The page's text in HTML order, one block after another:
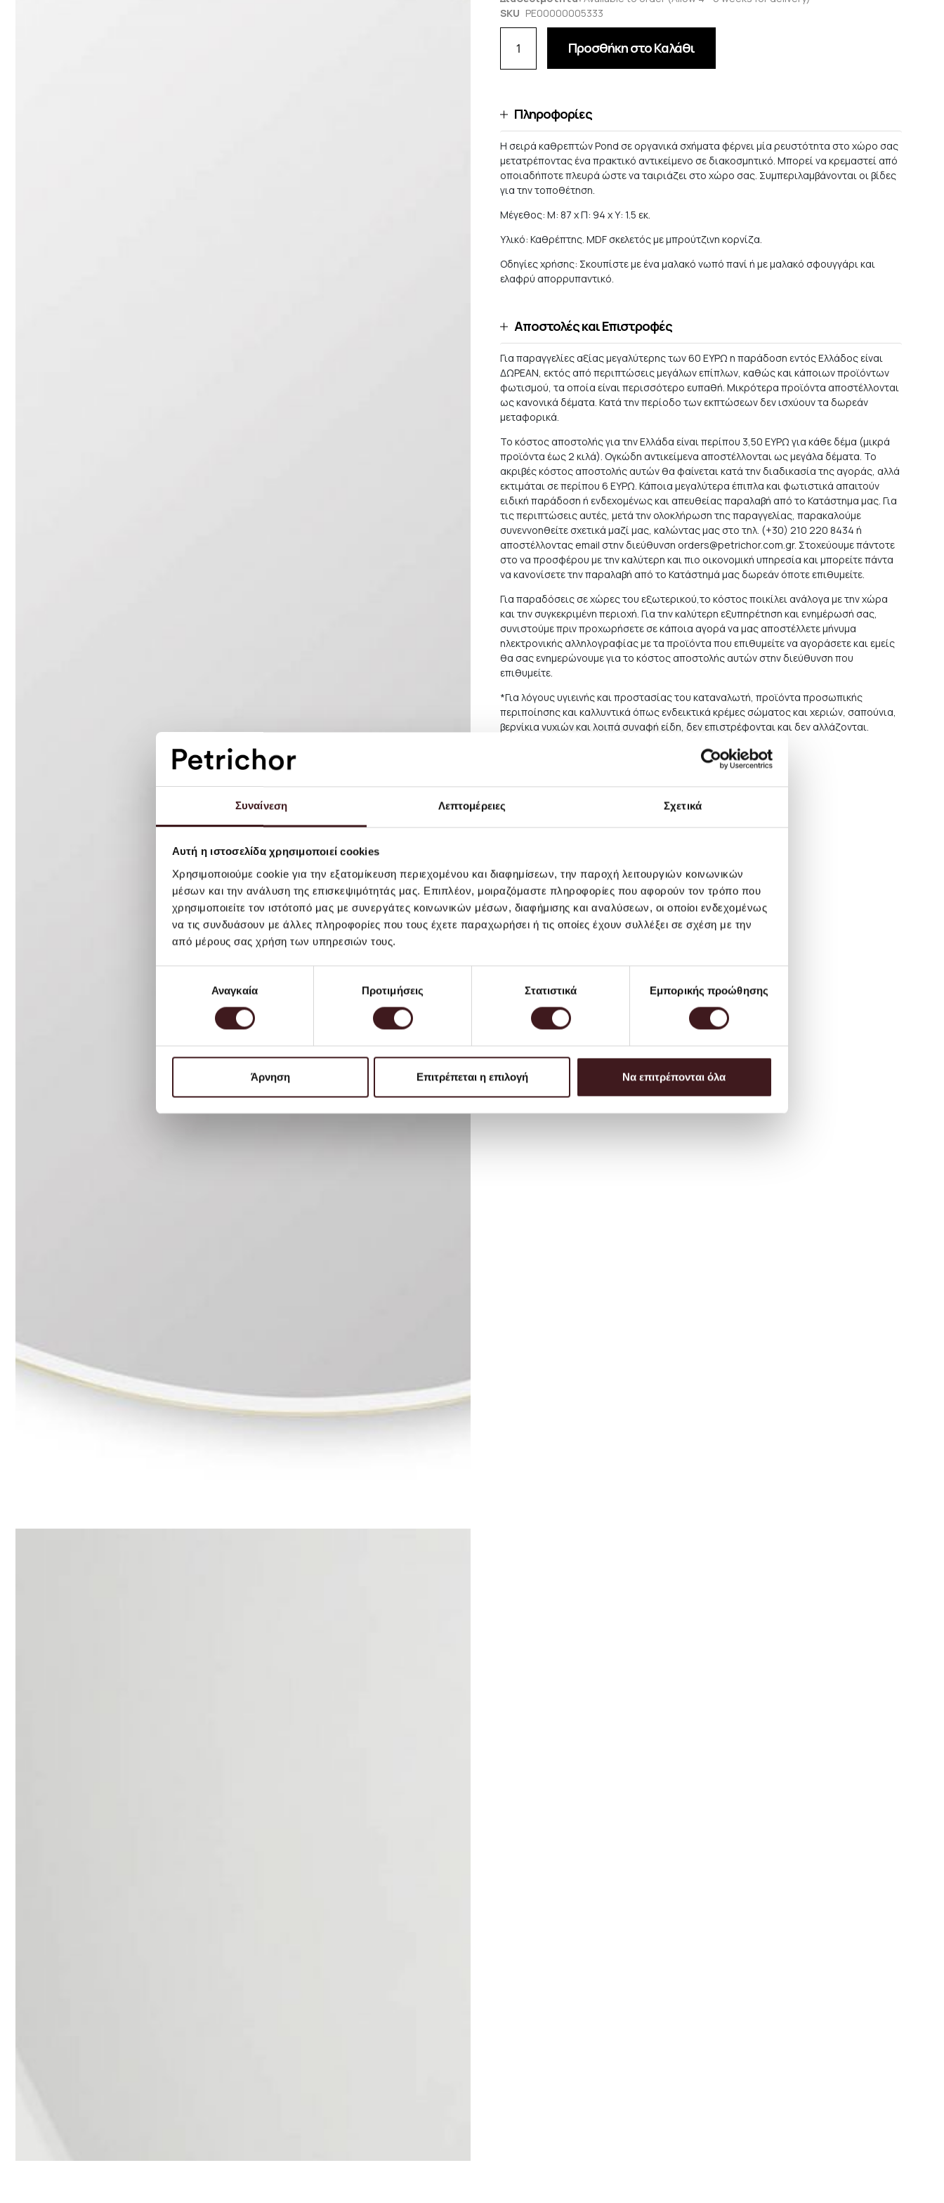
Συναίνεση Λεπτομέρειες Σχετικά
Αυτή η ιστοσελίδα χρησιμοποιεί cookies
Χρησιμοποιούμε cookie για την εξατομίκευση περιεχομένου και διαφημίσεων, την παροχή λειτουργιών κοινωνικών
μέσων και την ανάλυση της επισκεψιμότητάς μας. Επιπλέον, μοιραζόμαστε πληροφορίες που αφορούν τον τρόπο που
χρησιμοποιείτε τον ιστότοπό μας με συνεργάτες κοινωνικών μέσων, διαφήμισης και αναλύσεων, οι οποίοι ενδεχομένως
να τις συνδυάσουν με άλλες πληροφορίες που τους έχετε παραχωρήσει ή τις οποίες έχουν συλλέξει σε σχέση με την
από μέρους σας χρήση των υπηρεσιών τους.
συγκατάθεσηςΑναγκαία Προτιμήσεις Στατιστικά Εμπορικής προώθησης
Άρνηση Επιτρέπεται η επιλογή Να επιτρέπονται όλα
SKU PE00000005333
Προσθήκη στο Καλάθι
Πληροφορίες
Η σειρά καθρεπτών Pond σε οργανικά σχήματα φέρνει μία ρευστότητα στο χώρο σας
μετατρέποντας ένα πρακτικό αντικείμενο σε διακοσμητικό. Μπορεί να κρεμαστεί από
οποιαδήποτε πλευρά ώστε να ταιριάζει στο χώρο σας. Συμπεριλαμβάνονται οι βίδες
για την τοποθέτηση.
Μέγεθος: Μ: 87 x Π: 94 x Υ: 1.5 εκ.
Υλικό: Καθρέπτης. MDF σκελετός με μπρούτζινη κορνίζα.
Οδηγίες χρήσης: Σκουπίστε με ένα μαλακό νωπό πανί ή με μαλακό σφουγγάρι και
ελαφρύ απορρυπαντικό.
Αποστολές και Επιστροφές
Για παραγγελίες αξίας μεγαλύτερης των 60 ΕΥΡΩ η παράδοση εντός Ελλάδος είναι
ΔΩΡΕΑΝ, εκτός από περιπτώσεις μεγάλων επίπλων, καθώς και κάποιων προϊόντων
φωτισμού, τα οποία είναι περισσότερο ευπαθή. Μικρότερα προϊόντα αποστέλλονται
ως κανονικά δέματα. Κατά την περίοδο των εκπτώσεων δεν ισχύουν τα δωρεάν
μεταφορικά.
Το κόστος αποστολής για την Ελλάδα είναι περίπου 3,50 ΕΥΡΩ για κάθε δέμα (μικρά
προϊόντα έως 2 κιλά). Ογκώδη αντικείμενα αποστέλλονται ως μεγάλα δέματα. Το
ακριβές κόστος αποστολής αυτών θα φαίνεται κατά την διαδικασία της αγοράς, αλλά
εκτιμάται σε περίπου 6 ΕΥΡΩ. Κάποια μεγαλύτερα έπιπλα και φωτιστικά απαιτούν
ειδική παράδοση ή ενδεχομένως και απευθείας παραλαβή από το Κατάστημα μας. Για
τις περιπτώσεις αυτές, μετά την ολοκλήρωση της παραγγελίας, παρακαλούμε
συνεννοηθείτε σχετικά μαζί μας, καλώντας μας στο τηλ. (+30) 210 220 8434 ή
αποστέλλοντας email στην διεύθυνση orders@petrichor.com.gr. Στοχεύουμε πάντοτε
στο να προσφέρου με την καλύτερη και πιο οικονομική υπηρεσία και μπορείτε πάντα
να κανονίσετε την παραλαβή από το Κατάστημά μας δωρεάν όποτε επιθυμείτε.
Για παραδόσεις σε χώρες του εξωτερικού,το κόστος ποικίλει ανάλογα με την χώρα
και την συγκεκριμένη περιοχή. Για την καλύτερη εξυπηρέτηση και ενημέρωσή σας,
συνιστούμε πριν προχωρήσετε σε κάποια αγορά να μας αποστέλλετε μήνυμα
ηλεκτρονικής αλληλογραφίας με τα προϊόντα που επιθυμείτε να αγοράσετε και εμείς
θα σας ενημερώνουμε για το κόστος αποστολής αυτών στην διεύθυνση που
επιθυμείτε.
*Για λόγους υγιεινής και προστασίας του καταναλωτή, προϊόντα προσωπικής
περιποίησης και καλλυντικά όπως ενδεικτικά κρέμες σώματος και χεριών, σαπούνια,
βερνίκια νυχιών και λοιπά συναφή είδη, δεν επιστρέφονται και δεν αλλάζονται.